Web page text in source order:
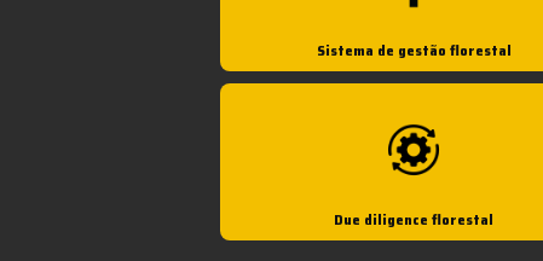
Sistema de gestão florestal
Due diligence florestal